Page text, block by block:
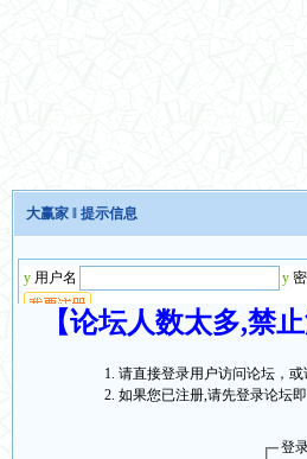
大赢家 ‖ 提示信息
【论坛人数太多,禁
请直接登录用户访问论坛，或
如果您已注册,请先登录论坛
登